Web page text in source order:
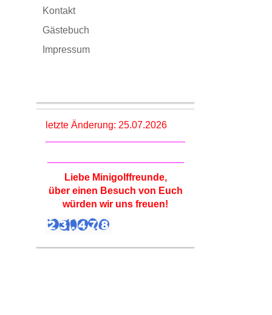
Kontakt
Gästebuch
Impressum
letzte Änderung: 25.07.2026
Liebe Minigolffreunde,
über einen Besuch von Euch
würden wir uns freuen!